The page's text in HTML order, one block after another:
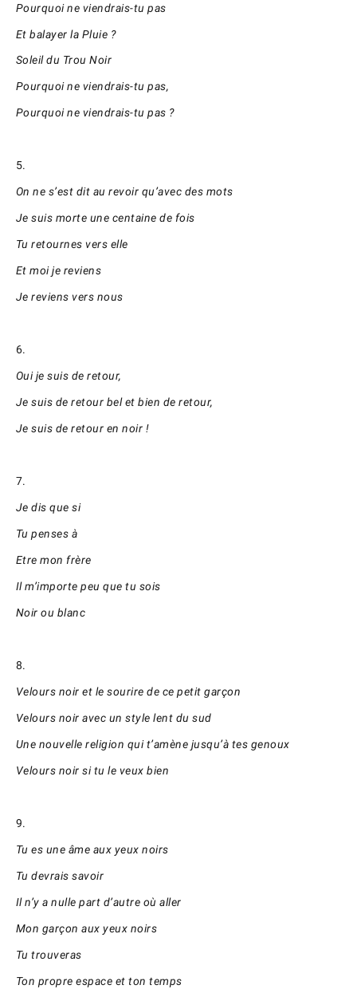
Pourquoi ne viendrais-tu pas
Et balayer la Pluie ?
Soleil du Trou Noir
Pourquoi ne viendrais-tu pas,
Pourquoi ne viendrais-tu pas ?
5.
On ne s’est dit au revoir qu’avec des mots
Je suis morte une centaine de fois
Tu retournes vers elle
Et moi je reviens
Je reviens vers nous
6.
Oui je suis de retour,
Je suis de retour bel et bien de retour,
Je suis de retour en noir !
7.
Je dis que si
Tu penses à
Etre mon frère
Il m’importe peu que tu sois
Noir ou blanc
8.
Velours noir et le sourire de ce petit garçon
Velours noir avec un style lent du sud
Une nouvelle religion qui t’amène jusqu’à tes genoux
Velours noir si tu le veux bien
9.
Tu es une âme aux yeux noirs
Tu devrais savoir
Il n’y a nulle part d’autre où aller
Mon garçon aux yeux noirs
Tu trouveras
Ton propre espace et ton temps